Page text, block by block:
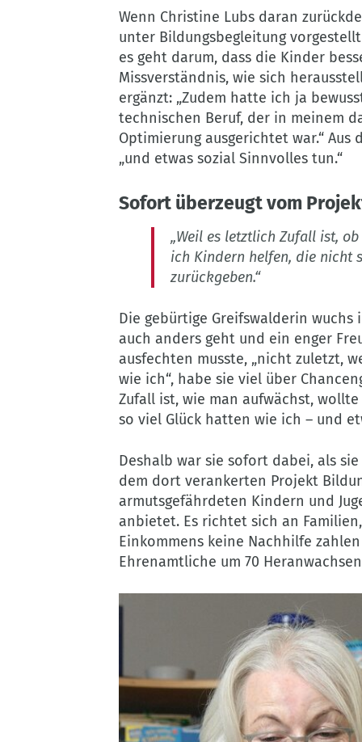
Stelle
–
Bildungsbegleiterin
Christine
Lubs
im
Potsdamer
AWO-
©
Kristina
v.Klot
Wenn Christine Lubs daran
unter Bildungsbegleitung
es geht darum, dass die Kinder
Missverständnis, wie sich
ergänzt: „Zudem hatte ich ja
technischen Beruf, der in meinem
Optimierung ausgerichtet war.“ Aus
„und etwas sozial Sinnvolles tun.“
Sofort überzeugt vom
„Weil es letztlich Zufall ist,
ich Kindern helfen, die nicht
zurückgeben.“
Die gebürtige Greifswalderin wuchs
auch anders geht und ein enger
ausfechten musste, „nicht zuletzt,
wie ich“, habe sie viel über
Zufall ist, wie man aufwächst,
so viel Glück hatten wie ich – und
Deshalb war sie sofort dabei, als sie
dem dort verankerten Projekt
armutsgefährdeten Kindern und
anbietet. Es richtet sich an
Einkommens keine Nachhilfe
Ehrenamtliche um 70